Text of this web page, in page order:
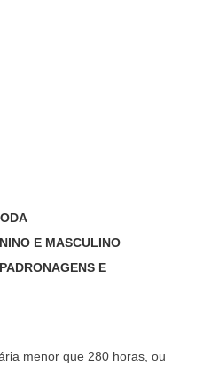
E MASCULINO
E
menor que 280 horas, ou